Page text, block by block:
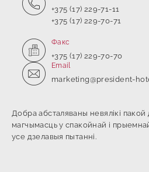
+375 (17) 229-71-11
+375 (17) 229-70-71
Факс
+375 (17) 229-70-70
Email
marketing@president-
Добра абсталяваны невялікі пакой
магчымасць у спакойнай і
усе дзелавыя пытанні.